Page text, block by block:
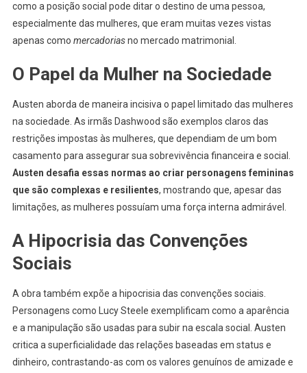
como a posição social pode ditar o destino de uma pessoa,
especialmente das mulheres, que eram muitas vezes vistas
apenas como mercadoriasno mercado matrimonial.
O Papel da Mulher na Sociedade
Austen aborda de maneira incisiva o papel limitado das mulheres
na sociedade. As irmãs Dashwood são exemplos claros das
restrições impostas às mulheres, que dependiam de um bom
casamento para assegurar sua sobrevivência financeira e social.
Austen desafia essas normas ao criar personagens femininas
que são complexas e resilientes, mostrando que, apesar das
limitações, as mulheres possuíam uma força interna admirável.
A Hipocrisia das Convenções
Sociais
A obra também expõe a hipocrisia das convenções sociais.
Personagens como Lucy Steele exemplificam como a aparência
e a manipulação são usadas para subir na escala social. Austen
critica a superficialidade das relações baseadas em status e
dinheiro, contrastando-as com os valores genuínos de amizade e